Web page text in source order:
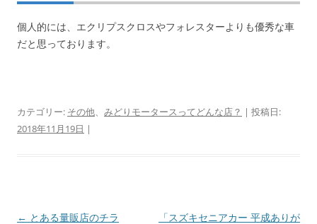
個人的には、エクリプスクロスやフォレスターよりも優秀な車
だと思っております。
カテゴリー: その他、 みどりモータースってどんな店？ | 投稿日:
2018年11月19日 |
投
← とある量販店のチラ
「スズキセニアカー 平成ありが